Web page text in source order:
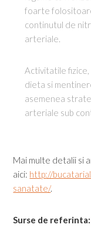
foarte
continutul de
arteriale.
Activitatile
dieta si
asemenea
arteriale sub
Mai multe detalii si
aici: http://
sanatate/.
Surse de referinta: